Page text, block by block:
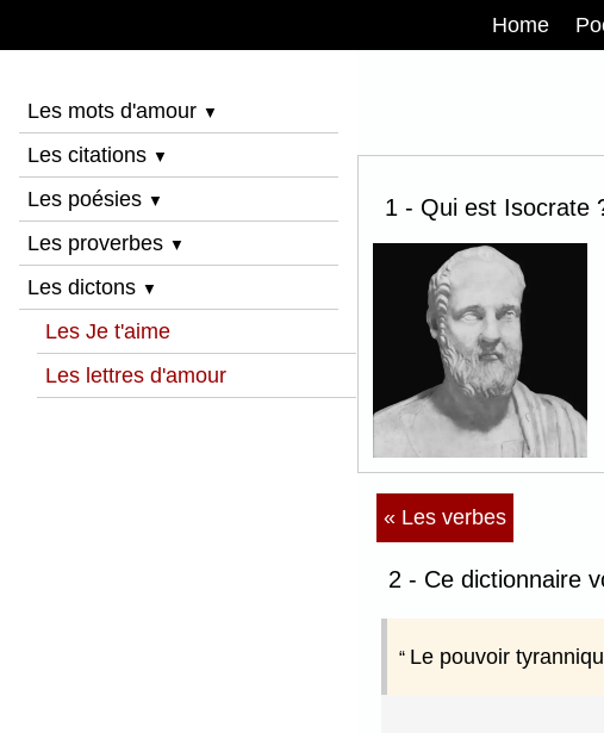
Home
Les mots d'amour ▼
Les citations ▼
Les poésies ▼
Les proverbes ▼
Les dictons ▼
Les Je t'aime
Les lettres d'amour
1 - Qui est Isocrate
« Les verbes
2 - Ce dictionnaire
Le pouvoir